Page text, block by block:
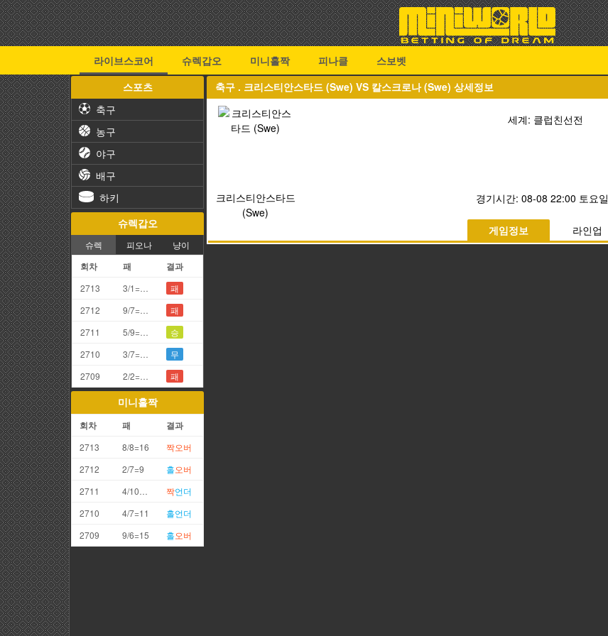
라이브스코어 슈렉갑오 미니홀짝 피나클
스보벳
스포츠
축구
농구
야구
배구
하키
슈렉갑오
슈렉 피오나 냥이
회차 패 결과
2713 3/1=4끗
패
2712
9/7=6끗
패
2711
5/9=4끗
승
2710
3/7=0끗(망통)
무
2709
2/2=4끗 패
미니홀짝
회차 패 결과
2713 8/8=16 짝오버
2712
2/7=9 홀오버
2711
4/10=14 짝언더
2710
4/7=11 홀언더
2709
9/6=15 홀오버
축구 . 크리스티안스타드 (Swe) VS 칼스크로나 (Swe) 상세정보
크리스티안스타드
(Swe)
세계: 클럽친선전
경기시간:08-08 22:00 토요일
게임정보 라인업